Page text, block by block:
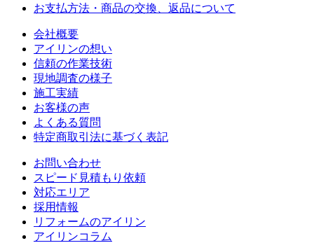
お支払方法・商品の交換、返品について
会社概要
アイリンの想い
信頼の作業技術
現地調査の様子
施工実績
お客様の声
よくある質問
特定商取引法に基づく表記
お問い合わせ
スピード見積もり依頼
対応エリア
採用情報
リフォームのアイリン
アイリンコラム